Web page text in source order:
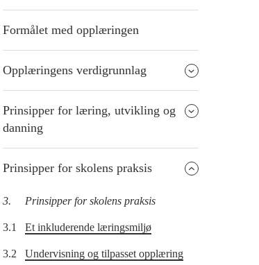
Formålet med opplæringen
Opplæringens verdigrunnlag
Prinsipper for læring, utvikling og
danning
Prinsipper for skolens praksis
3. Prinsipper for skolens praksis
3.1 Et inkluderende læringsmiljø
3.2 Undervisning og tilpasset opplæring